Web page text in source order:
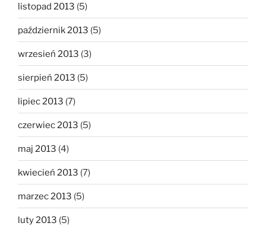
listopad 2013 (5)
październik 2013 (5)
wrzesień 2013 (3)
sierpień 2013 (5)
lipiec 2013 (7)
czerwiec 2013 (5)
maj 2013 (4)
kwiecień 2013 (7)
marzec 2013 (5)
luty 2013 (5)